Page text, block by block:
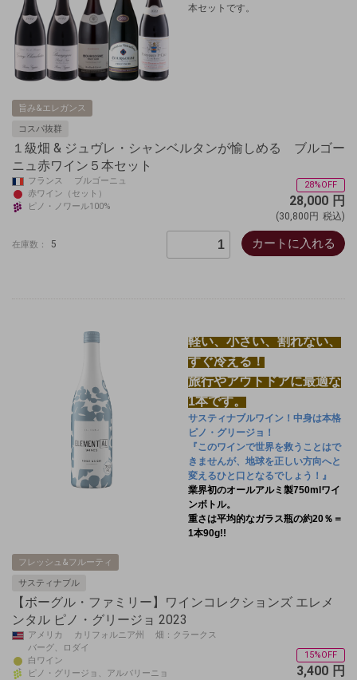
本セットです。
旨み&エレガンス
コスパ抜群
１級畑 & ジュヴレ・シャンベルタンが愉しめる ブルゴー
ニュ赤ワイン５本セット
フランス ブルゴーニュ
赤ワイン（セット）
ピノ・ノワール100%
28%OFF
28,000 円
(30,800円 税込)
在庫数： 5 カートに入れる
軽い、小さい、割れない、
すぐ冷える！
旅行やアウトドアに最適な
1本です。
サスティナブルワイン！中身は本格
ピノ・グリージョ！
『このワインで世界を救うことはで
きませんが、地球を正しい方向へと
変えるひと口となるでしょう！』
業界初のオールアルミ製750mlワイ
ンボトル。
重さは平均的なガラス瓶の約20％＝
1本90g!!
フレッシュ&フルーティ
サスティナブル
【ボーグル・ファミリー】ワインコレクションズ エレメ
ンタル ピノ・グリージョ 2023
アメリカ カリフォルニア州 畑：クラークス
バーグ、ロダイ
白ワイン
ピノ・グリージョ、アルバリーニョ
15%OFF
3,400 円